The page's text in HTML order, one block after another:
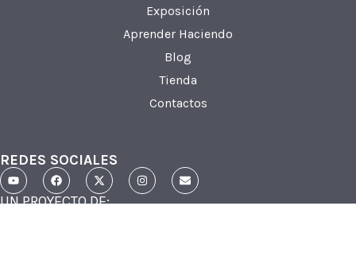
Exposición
Aprender Haciendo
Blog
Tienda
Contactos
REDES SOCIALES
UN PROYECTO DE: